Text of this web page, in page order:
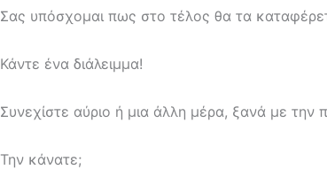
Σας υπόσχομαι πως στο τέλος θα τα
Κάντε ένα διάλειμμα!
Συνεχίστε αύριο ή μια άλλη μέρα, ξανά με την
Την κάνατε;